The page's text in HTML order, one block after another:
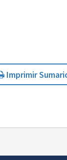
Imprimir